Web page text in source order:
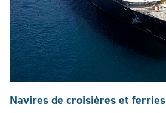
Navires de croisières et ferries